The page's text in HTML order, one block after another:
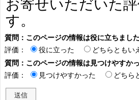
お寄せいただいた
す。
質問：このページの情報は役に立ちまし
評価：
役に立った どちらともい
質問：このページの情報は見つけやすか
評価：
見つけやすかった どちら